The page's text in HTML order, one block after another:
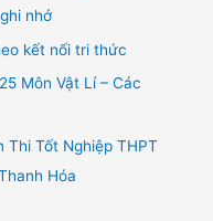
nhớ
kết nối tri thức
Môn Vật Lí – Các
Thi Tốt Nghiệp THPT
Hóa